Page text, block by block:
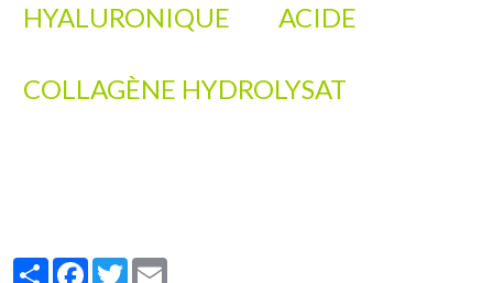
HYALURONIQUE ACIDE
COLLAGÈNE HYDROLYSAT
Partager
Facebook
Twitter